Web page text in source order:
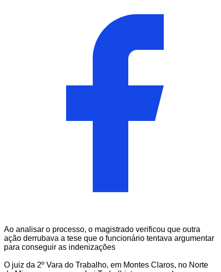
Ao analisar o processo, o magistrado verificou que outra
ação derrubava a tese que o funcionário tentava argumentar
para conseguir as indenizações
O juiz da 2º Vara do Trabalho, em Montes Claros, no Norte